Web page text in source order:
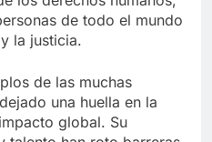
de todo el mundo
la justicia.
de las muchas
una huella en la
global. Su